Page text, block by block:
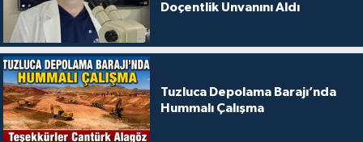
Doçentlik Unvanını Aldı
Tuzluca Depolama Barajı’nda
Hummalı Çalışma